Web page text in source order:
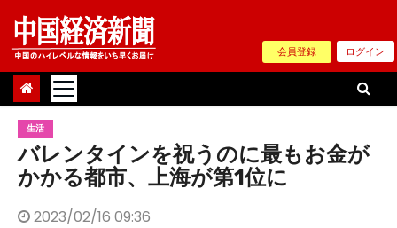
Skip
content
会員登録 ログイン
生活
バレンタインを祝うのに最もお金が
かかる都市、上海が第1位に
2023/02/16 09:36